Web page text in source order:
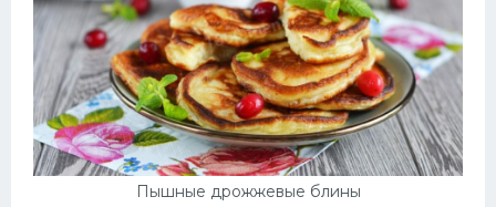
Пышные дрожжевые блины